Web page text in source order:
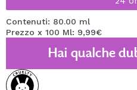
Contenuti: 80.00 ml
Prezzo x 100 Ml: 9,99€
Hai qualche